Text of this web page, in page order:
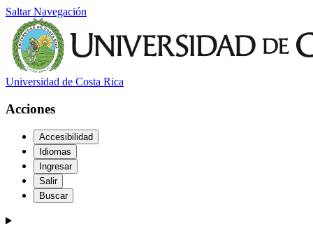
Saltar Navegación
Universidad de Costa Rica
Acciones
Accesibilidad
Idiomas
Ingresar
Salir
Buscar